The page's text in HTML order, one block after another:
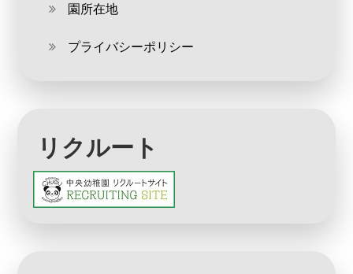
園所在地
プライバシーポリシー
リクルート